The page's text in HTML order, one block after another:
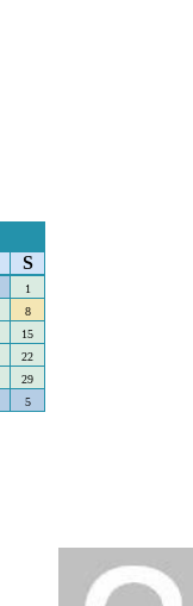
S
1
8
15
22
29
5